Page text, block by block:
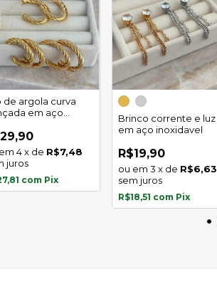
de argola curva
em aço
4 x de R$7,48
juros
com Pix
Brinco corrente e luz
em aço inoxidavel
R$19,90
3 x de R$6,63
sem juros
R$18,51 com Pix